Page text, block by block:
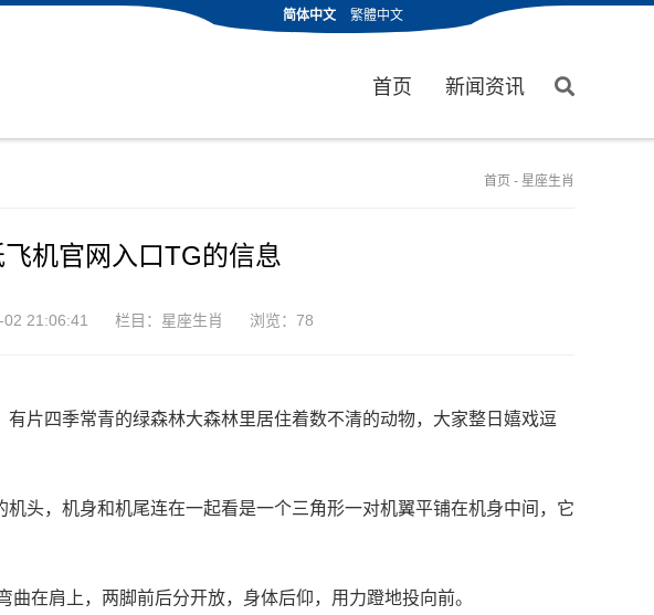
简体中文 繁體中文
首页 新闻资讯
首页 - 星座生肖
机官网入口TG的信息
21:06:41 栏目： 星座生肖 浏览：78
片四季常青的绿森林大森林里居住着数不清的动物，大家整日嬉戏逗
头，机身和机尾连在一起看是一个三角形一对机翼平铺在机身中间，它
在肩上，两脚前后分开放，身体后仰，用力蹬地投向前。